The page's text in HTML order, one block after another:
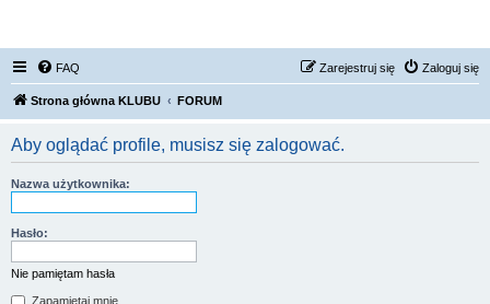
FAQ Zaloguj się
Zarejestruj się
Strona główna KLUBU FORUM
Aby oglądać profile, musisz się zalogować.
Nazwa użytkownika:
Hasło:
Nie pamiętam hasła
Zapamiętaj mnie